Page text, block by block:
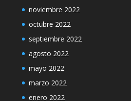
noviembre 2022
octubre 2022
septiembre 2022
agosto 2022
mayo 2022
marzo 2022
enero 2022